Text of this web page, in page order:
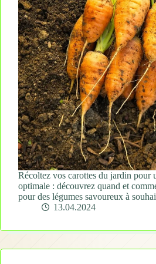
Récoltez vos carottes du jardin pour
optimale : découvrez quand et
pour des légumes savoureux à
13.04.2024